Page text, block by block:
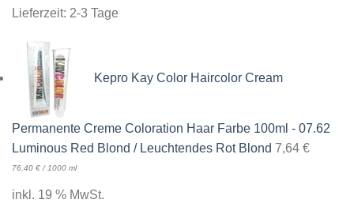
Lieferzeit: 2-3 Tage
Kepro Kay Color Haircolor Cream
Permanente Creme Coloration Haar Farbe 100ml - 07.62
Luminous Red Blond / Leuchtendes Rot Blond 7,64 €
76,40 €/1000 ml
inkl. 19 % MwSt.